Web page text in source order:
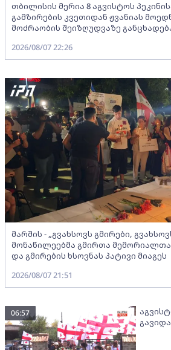
თბილისის მერია 8 აგვისტოს
გამზირების კვეთიდან ჟვანიას
მოძრაობის შეიზღუდვაზე
2026/08/07 22:26
მარშის - „გვახსოვს გმირები,
მონაწილეებმა გმირთა
და გმირების ხსოვნას პატივი მიაგეს
2026/08/07 21:51
გავიდა
06:57